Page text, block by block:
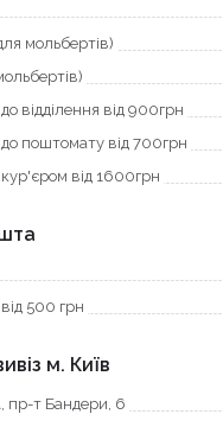
мольбертів)
відділення від 900грн
поштомату від 700грн
від 1600грн
500 грн
м. Київ
т Бандери, 6